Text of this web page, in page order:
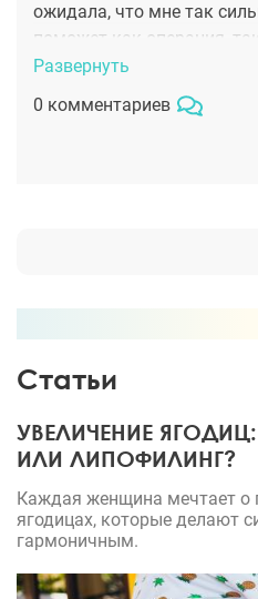
ожидала, что мне так
поможет как операция,
доктором. Я медленно
нормальной жизни
послеоперационной
Развернуть
0 комментариев
Статьи
УВЕЛИЧЕНИЕ
ИЛИ ЛИПОФИЛИНГ?
Каждая женщина мечтает о
ягодицах, которые делают
гармоничным.